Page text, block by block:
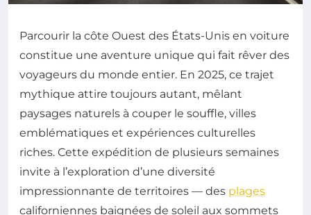
Parcourir la côte Ouest des États-Unis en voiture
constitue une aventure unique qui fait rêver des
voyageurs du monde entier. En 2025, ce trajet
mythique attire toujours autant, mêlant
paysages naturels à couper le souffle, villes
emblématiques et expériences culturelles
riches. Cette expédition de plusieurs semaines
invite à l’exploration d’une diversité
impressionnante de territoires — des plages
californiennes baignées de soleil aux sommets